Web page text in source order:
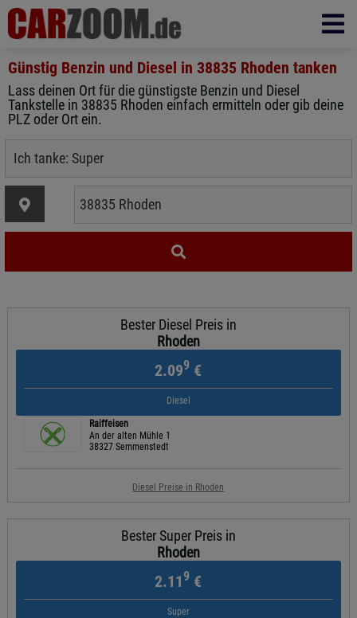
Günstig Benzin und Diesel in 38835 Rhoden tanken
Lass deinen Ort für die günstigste Benzin und Diesel
Tankstelle in 38835 Rhoden einfach ermitteln oder gib deine
PLZ oder Ort ein.
Bester Diesel Preis in
Rhoden
2.099 €
Diesel
Raiffeisen
An der alten Mühle 1
38327 Semmenstedt
Diesel Preise in Rhoden
Bester Super Preis in
Rhoden
2.119 €
Super